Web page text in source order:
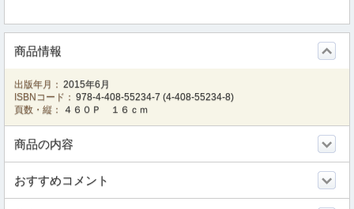
商品情報
出版年月： 2015年6月
ISBNコード： 978-4-408-55234-7 (4-408-55234-8)
頁数・縦：
４６０Ｐ １６ｃｍ
商品の内容
おすすめコメント